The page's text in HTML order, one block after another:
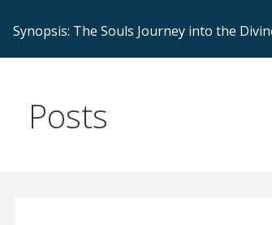
Synopsis: The Souls Journey into the
Posts